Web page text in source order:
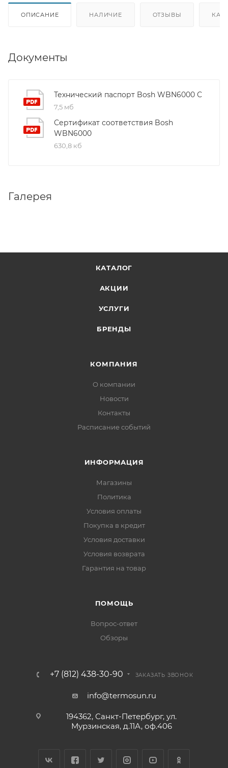
ОПИСАНИЕ НАЛИЧИЕ ОТЗЫВЫ КАК
Документы
Технический паспорт Bosh WBN6000 С
7,5 мб
Сертификат соответствия Bosh
WBN6000
630,8 кб
Галерея
КАТАЛОГ
АКЦИИ
УСЛУГИ
БРЕНДЫ
КОМПАНИЯ
О компании
Новости
Контакты
Расписание событий
ИНФОРМАЦИЯ
Магазины
Политика
Условия оплаты
Покупка в кредит
Условия доставки
Условия возврата
Гарантия на товар
ПОМОЩЬ
Вопрос-ответ
Обзоры
+7 (812) 438-30-90 ЗАКАЗАТЬ ЗВОНОК
info@termosun.ru
194362, Санкт-Петербург, ул.
Мурзинская, д.11А, оф.406